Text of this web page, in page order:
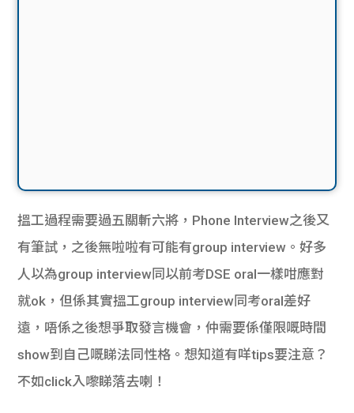
搵工過程需要過五關斬六將，Phone Interview之後又
有筆試，之後無啦啦有可能有group interview。好多
人以為group interview同以前考DSE oral一樣咁應對
就ok，但係其實搵工group interview同考oral差好
遠，唔係之後想爭取發言機會，仲需要係僅限嘅時間
show到自己嘅睇法同性格。想知道有咩tips要注意？
不如click入嚟睇落去喇！